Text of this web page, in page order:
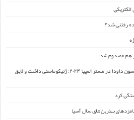
رفتنی شد؟
انتقاد تند یوتیوبر کانادایی از قهرمانی سمسون داودا در مستر المپیا ۲۰۲۴: ژنیکوماستی داشت و لایق
کرد
بهترین‌های سال آسیا